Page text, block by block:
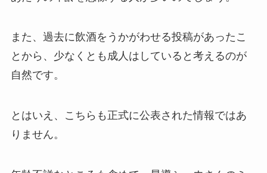
また、過去に飲酒をうかがわせる投稿があったこ
とから、少なくとも成人はしていると考えるのが
自然です。
とはいえ、こちらも正式に公表された情報ではあ
りません。